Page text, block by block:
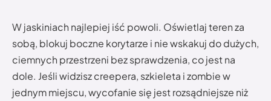
W jaskiniach najlepiej iść powoli. Oświetlaj teren za
sobą, blokuj boczne korytarze i nie wskakuj do dużych,
ciemnych przestrzeni bez sprawdzenia, co jest na
dole. Jeśli widzisz creepera, szkieleta i zombie w
jednym miejscu, wycofanie się jest rozsądniejsze niż